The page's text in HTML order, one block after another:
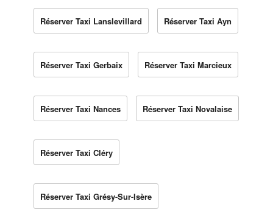
Réserver Taxi Lanslevillard Réserver Taxi Ayn
Réserver Taxi Gerbaix Réserver Taxi Marcieux
Réserver Taxi Nances Réserver Taxi Novalaise
Réserver Taxi Cléry
Réserver Taxi Grésy-Sur-Isère